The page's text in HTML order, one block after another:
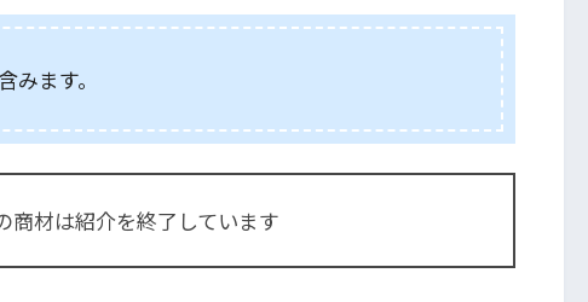
ます。
商材は紹介を終了しています